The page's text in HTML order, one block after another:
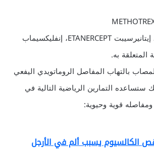
– أدوية بيولوجية مثل إيتانيرسيبت ETANERCEPT، إنفليكسيماب
بالتهاب المفاصل الروماتويدي اليفعي
ستساعده التمارين الرياضية التالية في
قوية وحيوية:
الكالسيوم يسبب ألم في الأرجل